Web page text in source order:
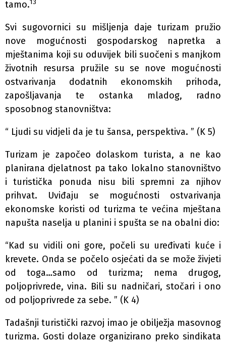
tamo.13
Svi sugovornici su mišljenja daje turizam pružio
nove mogućnosti gospodarskog napretka a
mještanima koji su oduvijek bili suočeni s manjkom
životnih resursa pružile su se nove mogućnosti
ostvarivanja dodatnih ekonomskih prihoda,
zapošljavanja te ostanka mladog, radno
sposobnog stanovništva:
“ Ljudi su vidjeli da je tu šansa, perspektiva. ” (K 5)
Turizam je započeo dolaskom turista, a ne kao
planirana djelatnost pa tako lokalno stanovništvo
i turistička ponuda nisu bili spremni za njihov
prihvat. Uviđaju se mogućnosti ostvarivanja
ekonomske koristi od turizma te većina mještana
napušta naselja u planini i spušta se na obalni dio:
“Kad su vidili oni gore, počeli su uređivati kuće i
krevete. Onda se počelo osjećati da se može živjeti
od toga…samo od turizma; nema drugog,
poljoprivrede, vina. Bili su nadničari, stočari i ono
od poljoprivrede za sebe. ” (K 4)
Tadašnji turistički razvoj imao je obilježja masovnog
turizma. Gosti dolaze organizirano preko sindikata